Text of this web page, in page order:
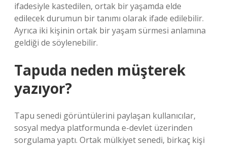
ifadesiyle kastedilen, ortak bir yaşamda elde
edilecek durumun bir tanımı olarak ifade edilebilir.
Ayrıca iki kişinin ortak bir yaşam sürmesi anlamına
geldiği de söylenebilir.
Tapuda neden müşterek
yazıyor?
Tapu senedi görüntülerini paylaşan kullanıcılar,
sosyal medya platformunda e-devlet üzerinden
sorgulama yaptı. Ortak mülkiyet senedi, birkaç kişi